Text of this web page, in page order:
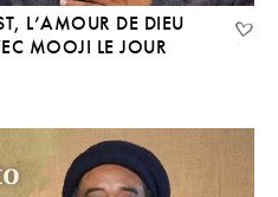
L’AMOUR DE DIEU
MOOJI LE JOUR